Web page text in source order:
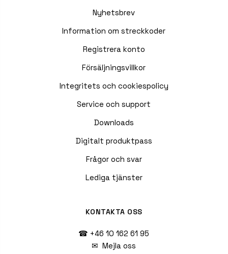
Nyhetsbrev
Information om streckkoder
Registrera konto
Försäljningsvillkor
Integritets och cookiespolicy
Service och support
Downloads
Digitalt produktpass
Frågor och svar
Lediga tjänster
KONTAKTA OSS
☎ +46 10 162 61 95
✉Mejla oss